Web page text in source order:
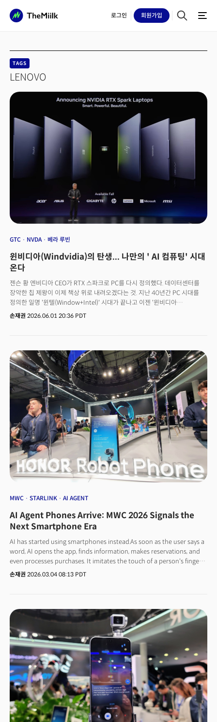
로그인 회원가입
TAGS
LENOVO
GTC NVDA 베라 루빈
윈비디아(Windvidia)의 탄생... 나만의 ' AI 컴퓨팅' 시대
온다
젠슨 황 엔비디아 CEO가 RTX 스파크로 PC를 다시 정의했다. 데이터센터를
장악한 칩 제왕이 이제 책상 위로 내려오겠다는 것. 지난 40년간 PC 시대를
정의한 일명 '윈텔(Window+Intel)' 시대가 끝나고 이젠 '윈비디아
(Window+Nvidia)'가 새로운 상징이 될 전망이다.젠슨 황 CEO는 6월 2일
이 칩을 넣은 슬림 노트북과 소형 데스크톱을 내놓는다. 같은 무대에서
엔비디아는 중국 유니트리(Unitree)와 손잡은 휴머노이드 로봇, 데이터센터
설계 소프트웨어도 함께 공개했지만 이날의 주인공은 단연 PC였다.
엔비디아가 발표한 것은 더 빠른 노트북 칩이 아니라, 컴퓨터를 쓰는 방식
자체를 바꾸겠다는 선언이었다. ‘40년 패권’에 흔든다… 엔비디아 AI PC 시장
진출의 의미
손재권 2026.06.01 20:36 PDT
MWC STARLINK AI AGENT
AI Agent Phones Arrive: MWC 2026 Signals the
Next Smartphone Era
AI has started using smartphones instead.As soon as the user says a
word, AI opens the app, finds information, makes reservations, and
even processes purchases. It imitates the touch of a person's fingers.
MWC 2026 was held in Barcelona's Fira Gran Via exhibition hall. The
year, the AI has begun to move its fingers directly. Smartphones were
no longer 'devices that run apps' but 'platforms where AI agents
work'.The axis of smartphone competition is changing. Rather than
'what app to run', 'how much work AI can do for you' has become
the new standard. In the midst of the duopoly structure between
Apple and Samsung, the MWC 2026 exhibition hall was filled with
innovative products that declared the redefinition of mobile devices.
We have summarized the five key trends identified in the field,
including gimbal camera phones that follow subjects like robots,
foldables that can float in water, modular laptops that change ports,
and satellite communication (Starlink Mobile).👉 Samsung and Apple
don't have it... China's three innovation engines seen at MWC
손재권 2026.03.04 08:13 PDT